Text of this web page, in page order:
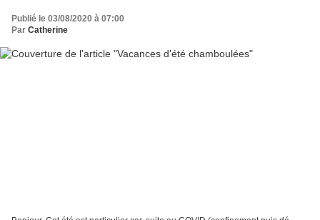
Publié le 03/08/2020 à 07:00
Par Catherine